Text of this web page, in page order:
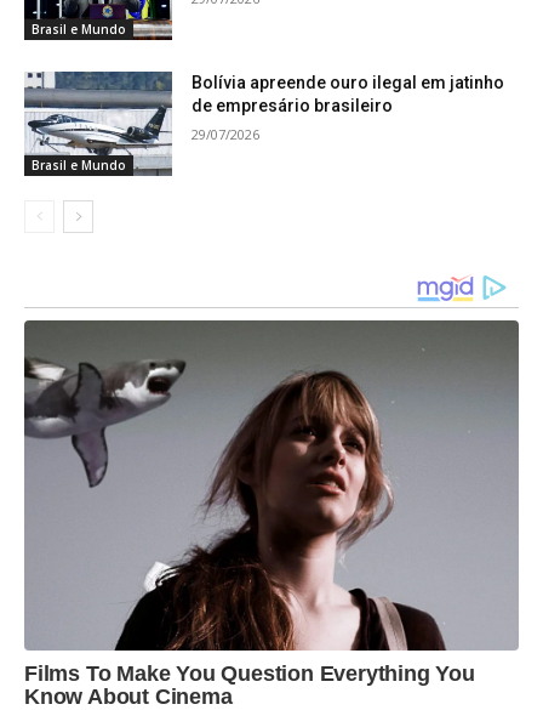
Brasil e Mundo
Brasil e Mundo
Bolívia apreende ouro ilegal em jatinho
de empresário brasileiro
29/07/2026
Films To Make You Question Everything You
Know About Cinema